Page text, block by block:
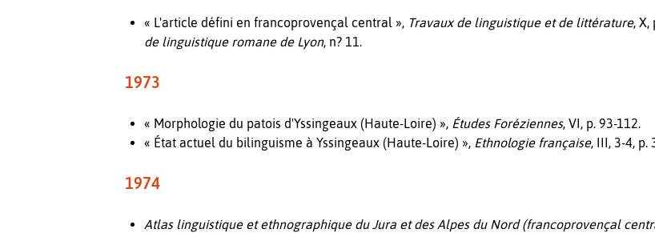
« L'article défini en francoprovençal central », Travaux de linguistique et de littérature, X,
de linguistique romane de Lyon, n? 11.
1973
« Morphologie du patois d'Yssingeaux (Haute-Loire) », Études Foréziennes, VI, p. 93-112.
« État actuel du bilinguisme à Yssingeaux (Haute-Loire) », Ethnologie française, III, 3-4, p.
1974
Atlas linguistique et ethnographique du Jura et des Alpes du Nord (francoprovençal